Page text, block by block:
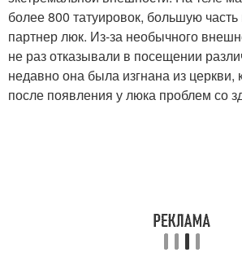
более 800 татуировок, большую
партнер люк. Из-за необычного
не раз отказывали в посещении
недавно она была изгнана из церкви,
после появления у люка проблем со